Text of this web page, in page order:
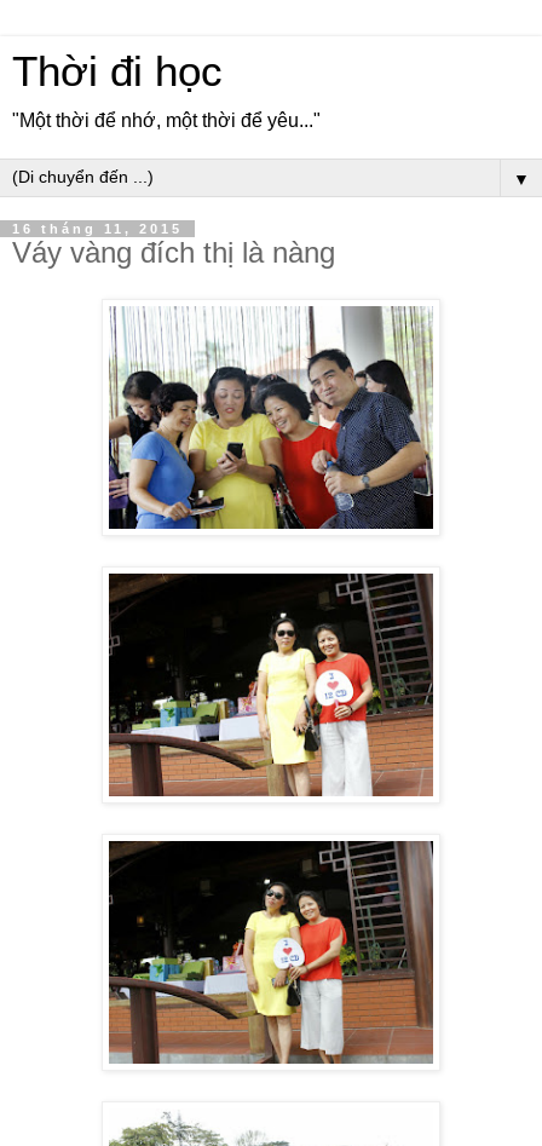
Thời đi học
"Một thời để nhớ, một thời để yêu..."
▼
16 tháng 11, 2015
Váy vàng đích thị là nàng